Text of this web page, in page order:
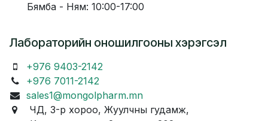
Бямба - Ням: 10:00-17:00
Лабораторийн оношилгооны хэрэгсэл
+976 9403-2142
+976 7011-2142
sales1@mongolpharm.mn
ЧД, 3-р хороо, Жуулчны гудамж,